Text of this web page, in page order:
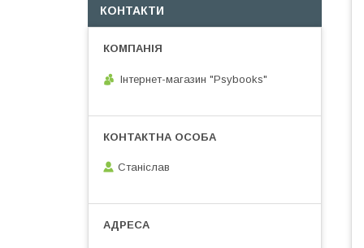
КОНТАКТИ
Інтернет-магазин "Psybooks"
Cтаніслав